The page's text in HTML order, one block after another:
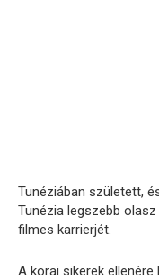
Tunéziában született,
Tunézia legszebb
filmes karrierjét.
A korai sikerek